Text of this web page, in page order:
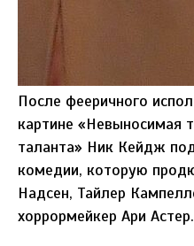
После фееричного
картине «Невыносимая
таланта» Ник Кейдж
комедии, которую
Надсен, Тайлер
хоррормейкер Ари Астер.